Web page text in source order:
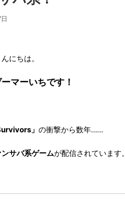
にちは。
マーいちです！
」 の衝撃から数年……
ンサバ系ゲームが配信されています。